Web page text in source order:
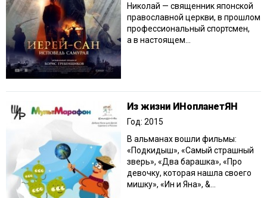
Николай — священник японской
православной церкви, в прошлом
профессиональный спортсмен,
а в настоящем...
Из жизни ИНопланетЯН
Год: 2015
В альманах вошли фильмы:
«Подкидыш», «Самый страшный
зверь», «Два барашка», «Про
девочку, которая нашла своего
мишку», «Ин и Яна», &...